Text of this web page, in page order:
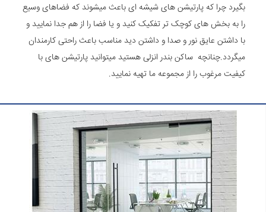
بگیرد چرا که پارتیشن های شیشه ای باعث میشوند که فضاهای وسیع
را به بخش های کوچک تر تفکیک کنید و یا فضا را از هم جدا نمایید و
با داشتن عایق نور و صدا و داشتن دید مناسب باعث راحتی کارمندان
میگردد.چنانچه ساکن بندر انزلی هستید میتوانید پارتیشن های با
کیفیت مرغوب را از مجموعه ما تهیه نمایید.